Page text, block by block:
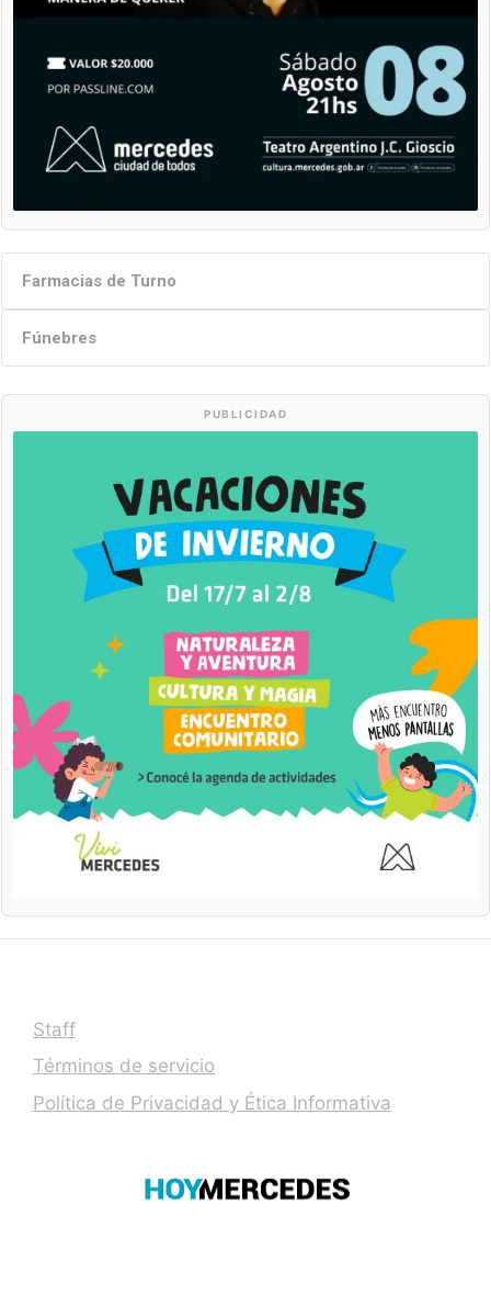
Farmacias de Turno
Fúnebres
PUBLICIDAD
Staff
Términos de servicio
Política de Privacidad y Ética Informativa